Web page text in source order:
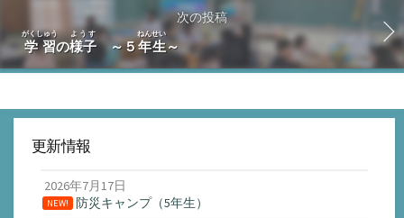
次の投稿
学習
がくしゅう
の様子
ようす
～５年生
ねんせい
～
更新情報
2026年7月17日
NEW!
防災キャンプ（5年生）